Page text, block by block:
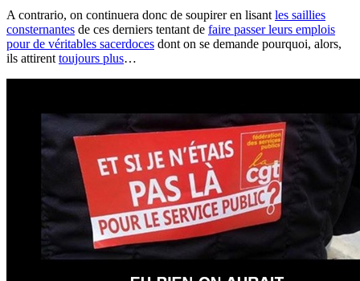
A contrario, on continuera donc de soupirer en lisant les saillies
consternantes de ces derniers tentant de faire passer leurs emplois
pour de véritables sacerdoces dont on se demande pourquoi, alors,
ils attirent toujours plus…